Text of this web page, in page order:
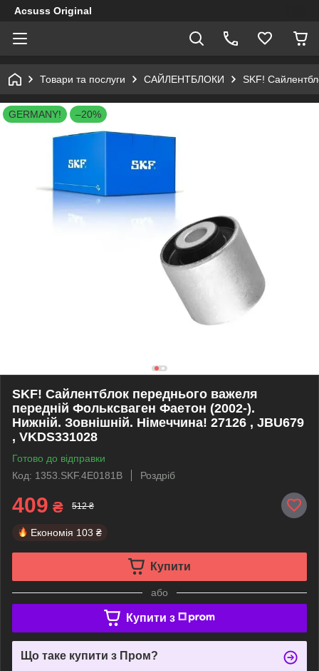
Acsuss Original
Товари та послуги САЙЛЕНТБЛОКИ SKF!
GERMANY! –20%
SKF! Сайлентблок переднього важеля
передній Фольксваген Фаетон (2002-).
Нижній. Зовнішній. Німеччина! 27126 , JBU679
, VKDS331028
Готово до відправки
Код: 1353.SKF.4E0181B
Роздріб
409 ₴ 512 ₴
Економія 103 ₴
Купити
або
Купити з
Що таке купити з Пром?